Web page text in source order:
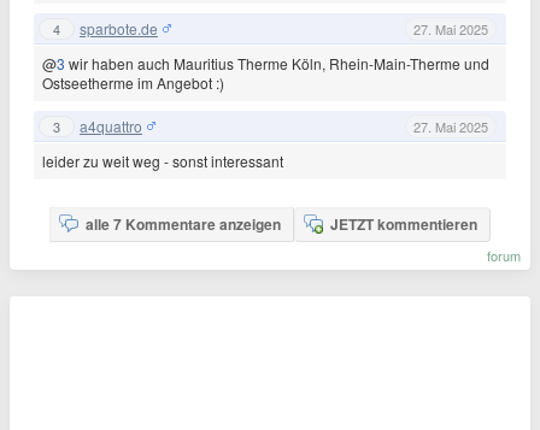
4 sparbote.de 27. Mai 2025
@3 wir haben auch Mauritius Therme Köln, Rhein-Main-Therme und
Ostseetherme im Angebot :)
3 a4quattro 27. Mai 2025
leider zu weit weg - sonst interessant
alle 7 Kommentare anzeigen JETZT kommentieren
forum